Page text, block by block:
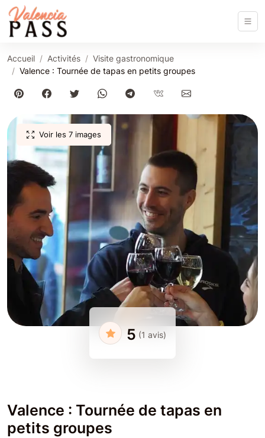
Accueil Activités
Visite gastronomique
Valence : Tournée de tapas en petits groupes
Voir les 7 images
5 (1 avis)
Valence : Tournée de tapas en
petits groupes